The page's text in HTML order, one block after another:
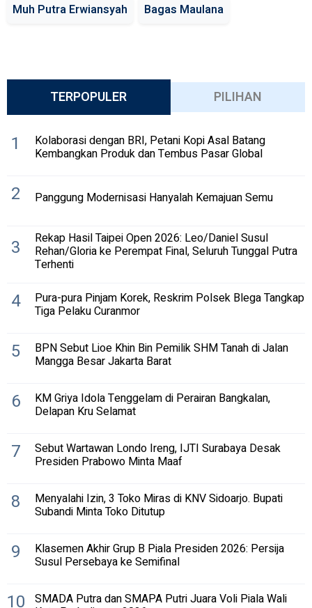
Muh Putra Erwiansyah
Bagas Maulana
TERPOPULER PILIHAN
1 Kolaborasi dengan BRI, Petani Kopi Asal Batang
Kembangkan Produk dan Tembus Pasar Global
2 Panggung Modernisasi Hanyalah Kemajuan Semu
3 Rekap Hasil Taipei Open 2026: Leo/Daniel Susul
Rehan/Gloria ke Perempat Final, Seluruh Tunggal Putra
Terhenti
4 Pura-pura Pinjam Korek, Reskrim Polsek Blega Tangkap
Tiga Pelaku Curanmor
5 BPN Sebut Lioe Khin Bin Pemilik SHM Tanah di Jalan
Mangga Besar Jakarta Barat
6 KM Griya Idola Tenggelam di Perairan Bangkalan,
Delapan Kru Selamat
7 Sebut Wartawan Londo Ireng, IJTI Surabaya Desak
Presiden Prabowo Minta Maaf
8 Menyalahi Izin, 3 Toko Miras di KNV Sidoarjo. Bupati
Subandi Minta Toko Ditutup
9 Klasemen Akhir Grup B Piala Presiden 2026: Persija
Susul Persebaya ke Semifinal
10 SMADA Putra dan SMAPA Putri Juara Voli Piala Wali